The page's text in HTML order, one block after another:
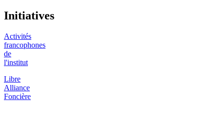
Initiatives
Activités
francophones
de
l'institut
Libre
Alliance
Foncière